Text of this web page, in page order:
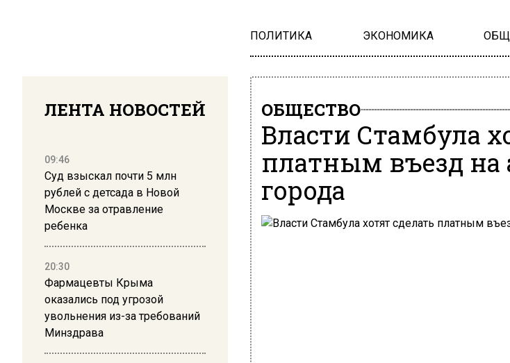
ПОЛИТИКА ЭКОНОМИКА
ЛЕНТА НОВОСТЕЙ
09:46
Суд взыскал почти 5 млн
рублей с детсада в Новой
Москве за отравление
ребенка
20:30
Фармацевты Крыма
оказались под угрозой
увольнения из-за требований
Минздрава
ОБЩЕСТВО
Власти Стамбула
платным въезд на
города